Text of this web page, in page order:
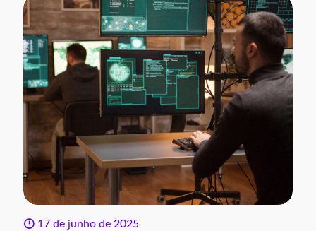
17 de junho de 2025